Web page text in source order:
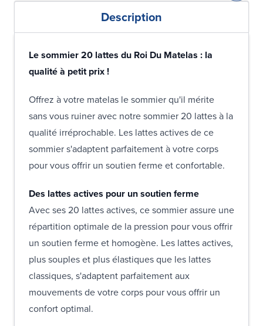
Description
Le sommier 20 lattes du Roi Du Matelas : la
qualité à petit prix !
Offrez à votre matelas le sommier qu'il mérite
sans vous ruiner avec notre sommier 20 lattes à la
qualité irréprochable. Les lattes actives de ce
sommier s'adaptent parfaitement à votre corps
pour vous offrir un soutien ferme et confortable.
Des lattes actives pour un soutien ferme
Avec ses 20 lattes actives, ce sommier assure une
répartition optimale de la pression pour vous offrir
un soutien ferme et homogène. Les lattes actives,
plus souples et plus élastiques que les lattes
classiques, s'adaptent parfaitement aux
mouvements de votre corps pour vous offrir un
confort optimal.